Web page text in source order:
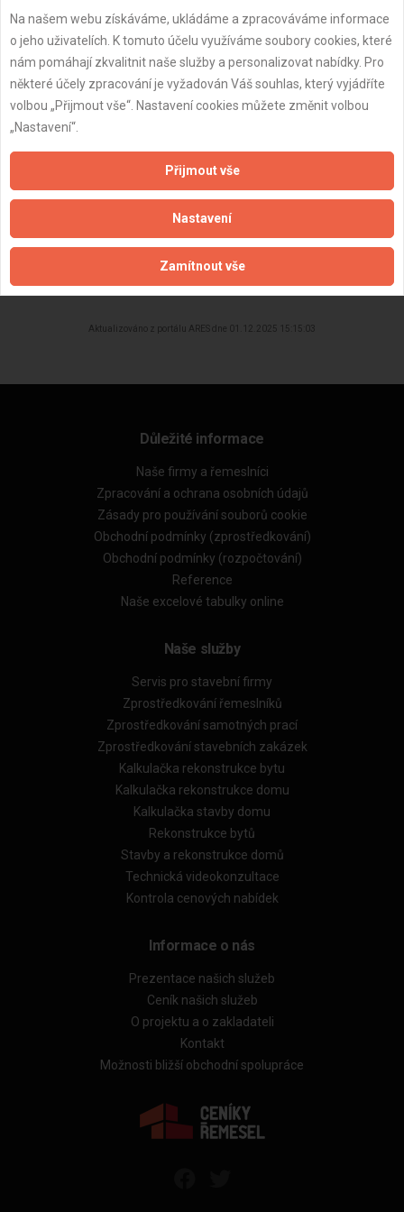
Datum registrace: 3.4.2022
Dostupnost:
Aktualizováno z portálu ARES dne 01.12.2025 15:15:03
Důležité informace
Naše firmy a řemeslníci
Zpracování a ochrana osobních údajů
Zásady pro používání souborů cookie
Obchodní podmínky (zprostředkování)
Obchodní podmínky (rozpočtování)
Reference
Naše excelové tabulky online
Naše služby
Servis pro stavební firmy
Zprostředkování řemeslníků
Zprostředkování samotných prací
Zprostředkování stavebních zakázek
Kalkulačka rekonstrukce bytu
Kalkulačka rekonstrukce domu
Kalkulačka stavby domu
Rekonstrukce bytů
Stavby a rekonstrukce domů
Technická videokonzultace
Kontrola cenových nabídek
Informace o nás
Prezentace našich služeb
Ceník našich služeb
O projektu a o zakladateli
Kontakt
Možnosti bližší obchodní spolupráce
Na našem webu získáváme, ukládáme a zpracováváme informace
o jeho uživatelích. K tomuto účelu využíváme soubory cookies, které
nám pomáhají zkvalitnit naše služby a personalizovat nabídky. Pro
některé účely zpracování je vyžadován Váš souhlas, který vyjádříte
volbou „Přijmout vše“. Nastavení cookies můžete změnit volbou
„Nastavení“.
Přijmout vše
Nastavení
Zamítnout vše